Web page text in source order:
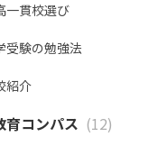
一貫校選び
受験の勉強法
紹介
育コンパス (12)